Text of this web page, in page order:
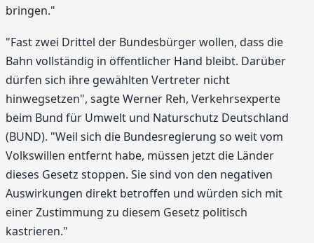
bringen."
"Fast zwei Drittel der Bundesbürger wollen, dass die
Bahn vollständig in öffentlicher Hand bleibt. Darüber
dürfen sich ihre gewählten Vertreter nicht
hinwegsetzen", sagte Werner Reh, Verkehrsexperte
beim Bund für Umwelt und Naturschutz Deutschland
(BUND). "Weil sich die Bundesregierung so weit vom
Volkswillen entfernt habe, müssen jetzt die Länder
dieses Gesetz stoppen. Sie sind von den negativen
Auswirkungen direkt betroffen und würden sich mit
einer Zustimmung zu diesem Gesetz politisch
kastrieren."